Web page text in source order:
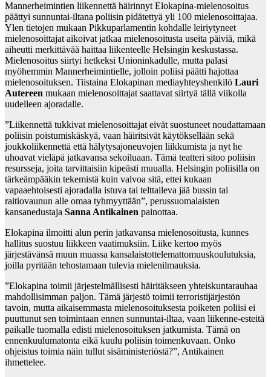
Mannerheimintien liikennettä häirinnyt Elokapina-mielenosoitus
päättyi sunnuntai-iltana poliisin pidätettyä yli 100 mielenosoittajaa.
Ylen tietojen mukaan Pikkuparlamentin kohdalle leiriytyneet
mielenosoittajat aikoivat jatkaa mielenosoitusta useita päiviä, mikä
aiheutti merkittävää haittaa liikenteelle Helsingin keskustassa.
Mielenosoitus siirtyi hetkeksi Unioninkadulle, mutta palasi
myöhemmin Mannerheimintielle, jolloin poliisi päätti hajottaa
mielenosoituksen. Tiistaina Elokapinan mediayhteyshenkilö Lauri
Autereen mukaan mielenosoittajat saattavat siirtyä tällä viikolla
uudelleen ajoradalle.
”Liikennettä tukkivat mielenosoittajat eivät suostuneet noudattamaan
poliisin poistumiskäskyä, vaan häiritsivät käytöksellään sekä
joukkoliikennettä että hälytysajoneuvojen liikkumista ja nyt he
uhoavat vieläpä jatkavansa sekoiluaan. Tämä teatteri sitoo poliisin
resursseja, joita tarvittaisiin kipeästi muualla. Helsingin poliisilla on
tärkeämpääkin tekemistä kuin valvoa sitä, ettei kukaan
vapaaehtoisesti ajoradalla istuva tai telttaileva jää bussin tai
raitiovaunun alle omaa tyhmyyttään”, perussuomalaisten
kansanedustaja Sanna Antikainen painottaa.
Elokapina ilmoitti alun perin jatkavansa mielenosoitusta, kunnes
hallitus suostuu liikkeen vaatimuksiin. Liike kertoo myös
järjestävänsä muun muassa kansalaistottelemattomuuskoulutuksia,
joilla pyritään tehostamaan tulevia mielenilmauksia.
”Elokapina toimii järjestelmällisesti häiritäkseen yhteiskuntarauhaa
mahdollisimman paljon. Tämä järjestö toimii terroristijärjestön
tavoin, mutta aikaisemmasta mielenosoituksesta poiketen poliisi ei
puuttunut sen toimintaan ennen sunnuntai-iltaa, vaan liikenne-esteitä
paikalle tuomalla edisti mielenosoituksen jatkumista. Tämä on
ennenkuulumatonta eikä kuulu poliisin toimenkuvaan. Onko
ohjeistus toimia näin tullut sisäministeriöstä?”, Antikainen
ihmettelee.